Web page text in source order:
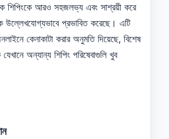
শিপিংকে আরও সহজলভ্য এবং সাশ্রয়ী করে
উল্লেখযোগ্যভাবে প্রভাবিত করেছে। এটি
কেনাকাটা করার অনুমতি দিয়েছে, বিশেষ
অন্যান্য শিপিং পরিষেবাগুলি খুব